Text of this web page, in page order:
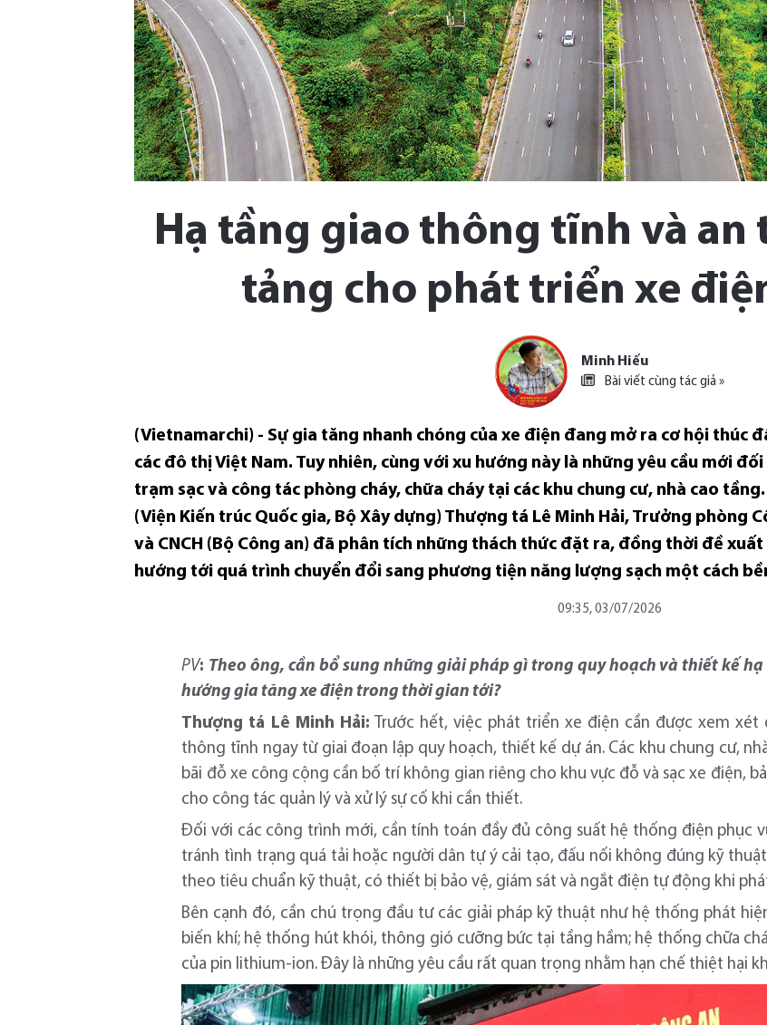
Hạ tầng giao thông tĩnh và an
tảng cho phát triển xe
Minh Hiếu
Bài viết cùng tác giả »
(Vietnamarchi) - Sự gia tăng nhanh chóng của xe điện đang mở ra cơ hội thúc
các đô thị Việt Nam. Tuy nhiên, cùng với xu hướng này là những yêu cầu mới
trạm sạc và công tác phòng cháy, chữa cháy tại các khu chung cư, nhà cao
(Viện Kiến trúc Quốc gia, Bộ Xây dựng) Thượng tá Lê Minh Hải, Trưởng phòng
và CNCH (Bộ Công an) đã phân tích những thách thức đặt ra, đồng thời đề
hướng tới quá trình chuyển đổi sang phương tiện năng lượng sạch một cách
09:35, 03/07/2026
PV: Theo ông, cần bổ sung những giải pháp gì trong quy hoạch và thiết kế
hướng gia tăng xe điện trong thời gian tới?
Thượng tá Lê Minh Hải: Trước hết, việc phát triển xe điện cần được xem
thông tĩnh ngay từ giai đoạn lập quy hoạch, thiết kế dự án. Các khu chung cư,
bãi đỗ xe công cộng cần bố trí không gian riêng cho khu vực đỗ và sạc xe điện,
cho công tác quản lý và xử lý sự cố khi cần thiết.
Đối với các công trình mới, cần tính toán đầy đủ công suất hệ thống điện phục
tránh tình trạng quá tải hoặc người dân tự ý cải tạo, đấu nối không đúng kỹ
theo tiêu chuẩn kỹ thuật, có thiết bị bảo vệ, giám sát và ngắt điện tự động khi
Bên cạnh đó, cần chú trọng đầu tư các giải pháp kỹ thuật như hệ thống phát
biến khí; hệ thống hút khói, thông gió cưỡng bức tại tầng hầm; hệ thống chữa
của pin lithium-ion. Đây là những yêu cầu rất quan trọng nhằm hạn chế thiệt hại